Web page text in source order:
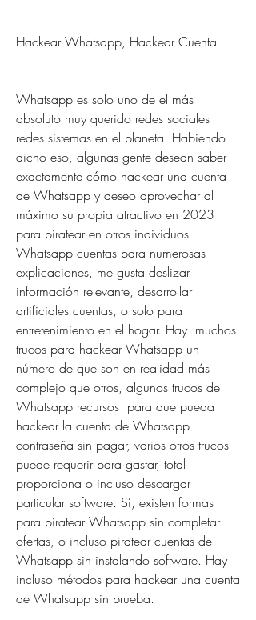
Hackear Whatsapp, Hackear Cuenta
Whatsapp es solo uno de el más
absoluto muy querido redes sociales
redes sistemas en el planeta. Habiendo
dicho eso, algunas gente desean saber
exactamente cómo hackear una cuenta
de Whatsapp y deseo aprovechar al
máximo su propia atractivo en 2023
para piratear en otros individuos
Whatsapp cuentas para numerosas
explicaciones, me gusta deslizar
información relevante, desarrollar
artificiales cuentas, o solo para
entretenimiento en el hogar. Hay  muchos
trucos para hackear Whatsapp un
número de que son en realidad más
complejo que otros, algunos trucos de
Whatsapp recursos  para que pueda
hackear la cuenta de Whatsapp
contraseña sin pagar, varios otros trucos
puede requerir para gastar, total
proporciona o incluso descargar
particular software. Sí, existen formas
para piratear Whatsapp sin completar
ofertas, o incluso piratear cuentas de
Whatsapp sin instalando software. Hay
incluso métodos para hackear una cuenta
de Whatsapp sin prueba.